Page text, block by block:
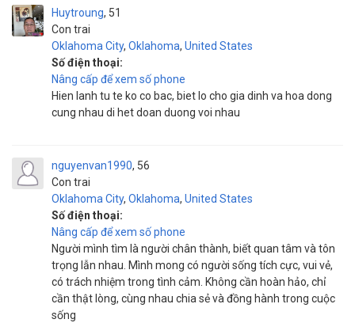
Huytroung
Con trai
51
Oklahoma City, Oklahoma, United States
Số điện thoại:
Nâng cấp để xem số phone
Hien lanh tu te ko co bac, biet lo cho gia dinh va hoa dong
cung nhau di het doan duong voi nhau
nguyenvan1990
Con trai
56
Oklahoma City, Oklahoma, United States
Số điện thoại:
Nâng cấp để xem số phone
Người mình tìm là người chân thành, biết quan tâm và tôn
trọng lẫn nhau. Mình mong có người sống tích cực, vui vẻ,
có trách nhiệm trong tình cảm. Không cần hoàn hảo, chỉ
cần thật lòng, cùng nhau chia sẻ và đồng hành trong cuộc
sống